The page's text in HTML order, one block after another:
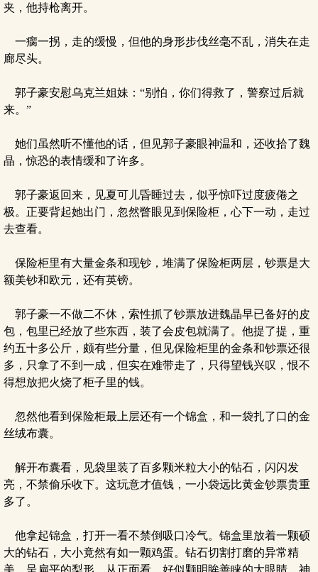
夹，他持枪离开。
一瘸一拐，走的缓慢，但他的身形步伐丝毫不乱，消失在走
廊尽头。
郭子豪安慰乌克兰姐妹：“别怕，你们得救了，警察过后就
来。”
她们虽然听不懂他的话，但见郭子豪眼神温和，还收拾了魏
晶，惊恐的表情缓和了许多。
郭子豪返回来，见夏可儿昏睡过去，似乎惊吓过度疲倦之
极。正要背起她出门，忽然瞥眼见到保险柜，心下一动，走过
去查看。
保险柜里有大量金条和现钞，堆满了保险柜两层，钞票是大
额美钞和欧元，还有英镑。
郭子豪一不做二不休，索性抓了钞票放进魏晶早已备好的皮
包，包里已经放了些东西，装了会皮包就满了。他提了提，重
约五十多公斤，颇有些分量，但见保险柜里的金条和钞票还很
多，只拿了不到一成，但实在难带走了，只得望钱兴叹，恨不
得想放把火烧了柜子里的钱。
忽然他看到保险柜最上层还有一个锦盒，和一袋扎了口的金
丝绒布囊。
解开布囊看，见袋里装了百多颗米粒大小的钻石，闪闪发
亮，不禁偷乐收下。这玩意才值钱，一小袋远比黄金钞票贵重
多了。
他拿起锦盒，打开一看不禁倒吸口冷气。锦盒里放着一颗硕
大的钻石，大小竟然有如一颗鸡蛋。钻石切割打磨的异常精
美，呈扁平的梨形，从正面看，好似颗明眸善睐的大眼睛，神